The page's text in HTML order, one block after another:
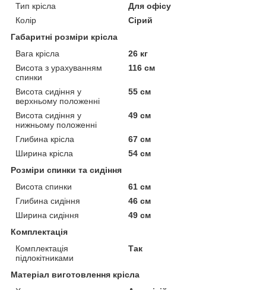
Тип крісла
Для офісу
Колір
Сірий
Габаритні розміри крісла
Вага крісла
26 кг
Висота з урахуванням
спинки
116 см
Висота сидіння у
верхньому положенні
55 см
Висота сидіння у
нижньому положенні
49 см
Глибина крісла
67 см
Ширина крісла
54 см
Розміри спинки та сидіння
Висота спинки
61 см
Глибина сидіння
46 см
Ширина сидіння
49 см
Комплектація
Комплектація
підлокітниками
Так
Матеріал виготовлення крісла